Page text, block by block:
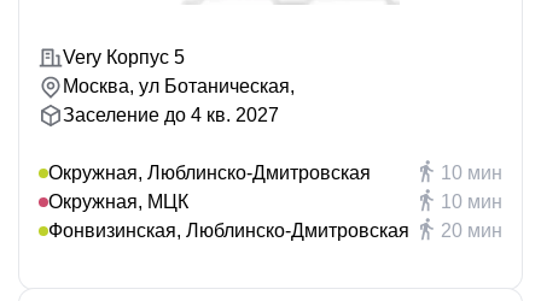
Very Корпус 5
Москва, ул Ботаническая,
Заселение до 4 кв. 2027
Окружная, Люблинско-Дмитровская
10 мин
Окружная, МЦК
10 мин
Фонвизинская, Люблинско-Дмитровская
20 мин